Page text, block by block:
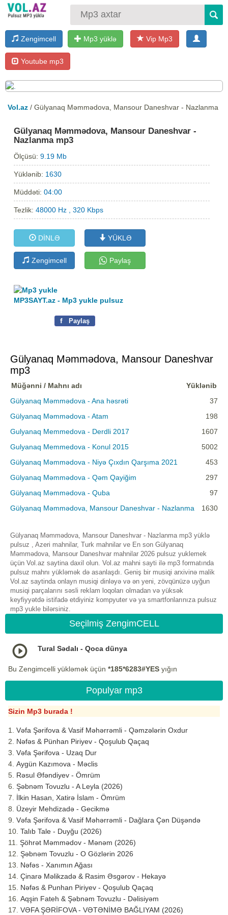
Zengimcell Mp3 yüklə Vip Mp3
Youtube mp3
Vol.az / Gülyanaq Məmmədova, Mansour Daneshvar - Nazlanma
Gülyanaq Məmmədova, Mansour Daneshvar -
Nazlanma mp3
Ölçüsü:9.19 Mb
Yüklənib: 1630
Müddəti:04:00
Tezlik:48000 Hz , 320 Kbps
DİNLƏ YÜKLƏ
Zengimcell Paylaş
MP3SAYT.az - Mp3 yukle pulsuz
f Paylaş
Gülyanaq Məmmədova, Mansour Daneshvar
mp3
Müğənni / Mahnı adı
Yüklənib
Gülyanaq Məmmədova - Ana həsrəti
37
Gülyanaq Məmmədova - Atam
198
Gulyanaq Memmedova - Derdli 2017
1607
Gulyanaq Memmedova - Konul 2015
5002
Gülyanaq Məmmədova - Niyə Çıxdın Qarşıma 2021
453
Gülyanaq Məmmədova - Qəm Qayiğim
297
Gülyanaq Məmmədova - Quba
97
Gülyanaq Məmmədova, Mansour Daneshvar - Nazlanma
1630
Gülyanaq Məmmədova, Mansour Daneshvar - Nazlanma mp3 yüklə
pulsuz , Azeri mahnilar, Turk mahnilar ve En son Gülyanaq
Məmmədova, Mansour Daneshvar mahnilar 2026 pulsuz yuklemek
üçün Vol.az saytina daxil olun. Vol.az mahni sayti ilə mp3 formatında
pulsuz mahnı yükləmək də asanlaşdı. Geniş bir musiqi arxivinə malik
Vol.az saytinda onlayn musiqi dinləyə və ən yeni, zövqünüzə uyğun
musiqi parçalarını səsli reklam loqoları olmadan və yüksək
keyfiyyətdə istifadə etdiyiniz kompyuter və ya smartfonlarınıza pulsuz
mp3 yukle bilərsiniz.
Seçilmiş ZengimCELL
Tural Sədalı - Qoca dünya
Bu Zengimcelli yükləmək üçün *185*6283#YES yığın
Populyar mp3
Sizin Mp3 burada !
Vəfa Şərifova & Vasif Məhərrəmli - Qəmzələrin Oxdur
Nəfəs & Pünhan Piriyev - Qoşulub Qaçaq
Vəfa Şərifova - Uzaq Dur
Aygün Kazımova - Məclis
Rəsul Əfəndiyev - Ömrüm
Şəbnəm Tovuzlu - A Leyla (2026)
İlkin Hasan, Xatirə İslam - Ömrüm
Üzeyir Mehdizadə - Gecikmə
Vəfa Şərifova & Vasif Məhərrəmli - Dağlara Çən Düşəndə
Talıb Tale - Duyğu (2026)
Şöhrət Məmmədov - Mənəm (2026)
Şəbnəm Tovuzlu - O Gözlərin 2026
Nəfəs - Xanımın Ağası
Çinarə Məlikzadə & Rasim Əsgərov - Hekayə
Nəfəs & Punhan Piriyev - Qoşulub Qaçaq
Aqşin Fateh & Şəbnəm Tovuzlu - Dəlisiyəm
VƏFA ŞƏRİFOVA - VƏTƏNİMƏ BAĞLIYAM (2026)